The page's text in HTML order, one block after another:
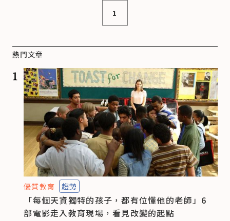
1
熱門文章
1
優質教育 趨勢
「每個天資獨特的孩子，都有位懂他的老師」6
部電影走入教育現場，看見改變的起點